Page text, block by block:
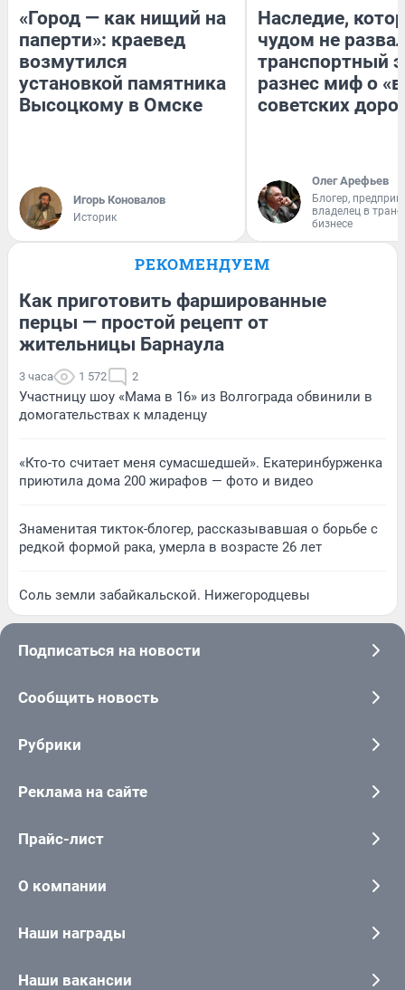
«Город — как нищий на
паперти»: краевед
возмутился
установкой памятника
Высоцкому в Омске
Игорь Коновалов
Историк
Наследие,
чудом не
транспортный
разнес миф о
советских
Олег Арефьев
Блогер,
владелец в
бизнесе
РЕКОМЕНДУЕМ
Как приготовить фаршированные
перцы — простой рецепт от
жительницы Барнаула
3 часа 1 572 2
Участницу шоу «Мама в 16» из Волгограда обвинили в
домогательствах к младенцу
«Кто-то считает меня сумасшедшей». Екатеринбурженка
приютила дома 200 жирафов — фото и видео
Знаменитая тикток-блогер, рассказывавшая о борьбе с
редкой формой рака, умерла в возрасте 26 лет
Соль земли забайкальской. Нижегородцевы
Подписаться на новости
Сообщить новость
Рубрики
Реклама на сайте
Прайс-лист
О компании
Наши награды
Наши вакансии